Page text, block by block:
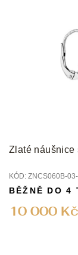
Zlaté náušnice
KÓD: ZNCS060B-
10 000 Kč
BĚŽNĚ DO 4